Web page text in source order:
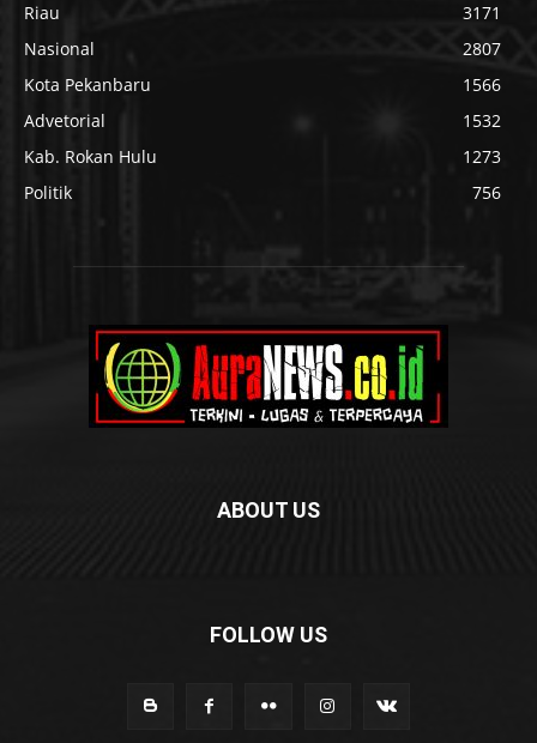
Riau
3171
Nasional
2807
Kota Pekanbaru
1566
Advetorial
1532
Kab. Rokan Hulu
1273
Politik
756
ABOUT US
FOLLOW US